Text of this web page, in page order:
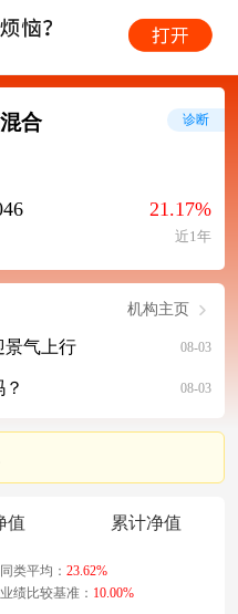
合
21.17%
近1年
诊断
机构主页
景气上行 08-03
08-03
值 累计净值
同类平均： 23.62%
业绩比较基准： 10.00%